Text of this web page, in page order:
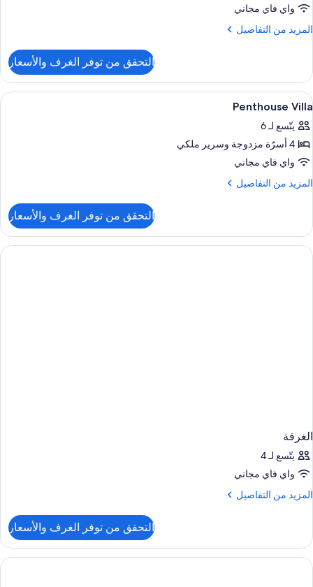
واي فاي مجاني
المزيد من التفاصيل
المزيد
Ambassador
Suite
التحقق من توفر الغرف والأسعار
استعراض
جميع
صور
Penthouse
Villa
ملاءات للفراش لا تسبب الحساسية
9
Penthouse Villa
يتّسع لـ 6
4 أسرّة مزدوجة‫‬ وسرير ملكي
واي فاي مجاني
المزيد من التفاصيل
المزيد
Penthouse
Villa
التحقق من توفر الغرف والأسعار
الغرفة
يتّسع لـ 4
واي فاي مجاني
المزيد من التفاصيل
المزيد
الغرفة
التحقق من توفر الغرف والأسعار